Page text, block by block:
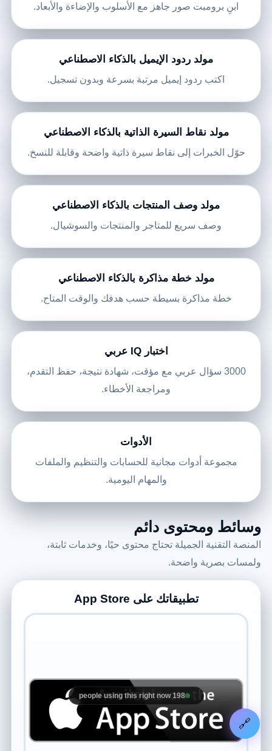
ابنِ برومبت صور جاهز مع الأسلوب والإضاءة والأبعاد.
مولد ردود الإيميل بالذكاء الاصطناعي
اكتب ردود إيميل مرتبة بسرعة وبدون تسجيل.
مولد نقاط السيرة الذاتية بالذكاء الاصطناعي
حوّل الخبرات إلى نقاط سيرة ذاتية واضحة وقابلة للنسخ.
مولد وصف المنتجات بالذكاء الاصطناعي
وصف سريع للمتاجر والمنتجات والسوشيال.
مولد خطة مذاكرة بالذكاء الاصطناعي
خطة مذاكرة بسيطة حسب هدفك والوقت المتاح.
اختبار IQ عربي
3000 سؤال عربي مع مؤقت، شهادة نتيجة، حفظ التقدم،
ومراجعة الأخطاء.
الأدوات
مجموعة أدوات مجانية للحسابات والتنظيم والملفات
والمهام اليومية.
وسائط ومحتوى دائم
المنصة التقنية الجميلة تحتاج محتوى حيًا، وخدمات ثابتة،
ولمسات بصرية واضحة.
تطبيقاتك على App Store
🔗
198 people using this right now